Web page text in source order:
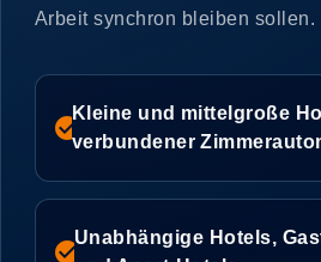
Arbeit synchron bleiben sollen.
check_circle
Kleine und mittelgroße
verbundener
check_circle
Unabhängige Hotels,